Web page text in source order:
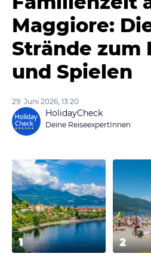
Maggiore:
Strände zum
und Spielen
29. Juni 2026, 13:20
HolidayCheck
Deine ReiseexpertInnen
1 2